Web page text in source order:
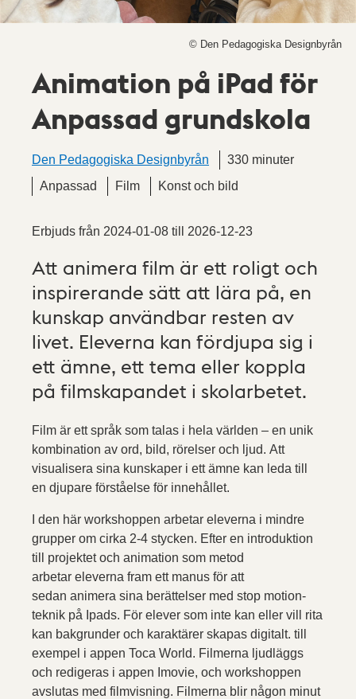
© Den Pedagogiska Designbyrån
Animation på iPad för
Anpassad grundskola
Den Pedagogiska Designbyrån
330 minuter
Anpassad
Film Konst och bild
Erbjuds från 2024-01-08 till 2026-12-23
Att animera film är ett roligt och
inspirerande sätt att lära på, en
kunskap användbar resten av
livet. Eleverna kan fördjupa sig i
ett ämne, ett tema eller koppla
på filmskapandet i skolarbetet.
Film är ett språk som talas i hela världen – en unik
kombination av ord, bild, rörelser och ljud. Att
visualisera sina kunskaper i ett ämne kan leda till
en djupare förståelse för innehållet.
I den här workshoppen arbetar eleverna i mindre
grupper om cirka 2-4 stycken. Efter en introduktion
till projektet och animation som metod
arbetar eleverna fram ett manus för att
sedan animera sina berättelser med stop motion-
teknik på Ipads. För elever som inte kan eller vill rita
kan bakgrunder och karaktärer skapas digitalt. till
exempel i appen Toca World. Filmerna ljudläggs
och redigeras i appen Imovie, och workshoppen
avslutas med filmvisning. Filmerna blir någon minut